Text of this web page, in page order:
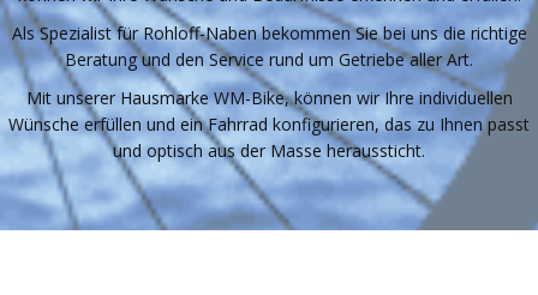
Als Spezialist für Rohloff-Naben bekommen Sie bei uns die richtige
Beratung und den Service rund um Getriebe aller Art.
Mit unserer Hausmarke WM-Bike, können wir Ihre individuellen
Wünsche erfüllen und ein Fahrrad konfigurieren, das zu Ihnen passt
und optisch aus der Masse heraussticht.